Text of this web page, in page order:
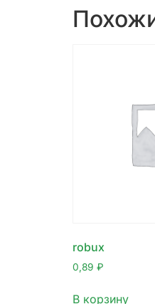
robux
0,89 ₽
В корзину